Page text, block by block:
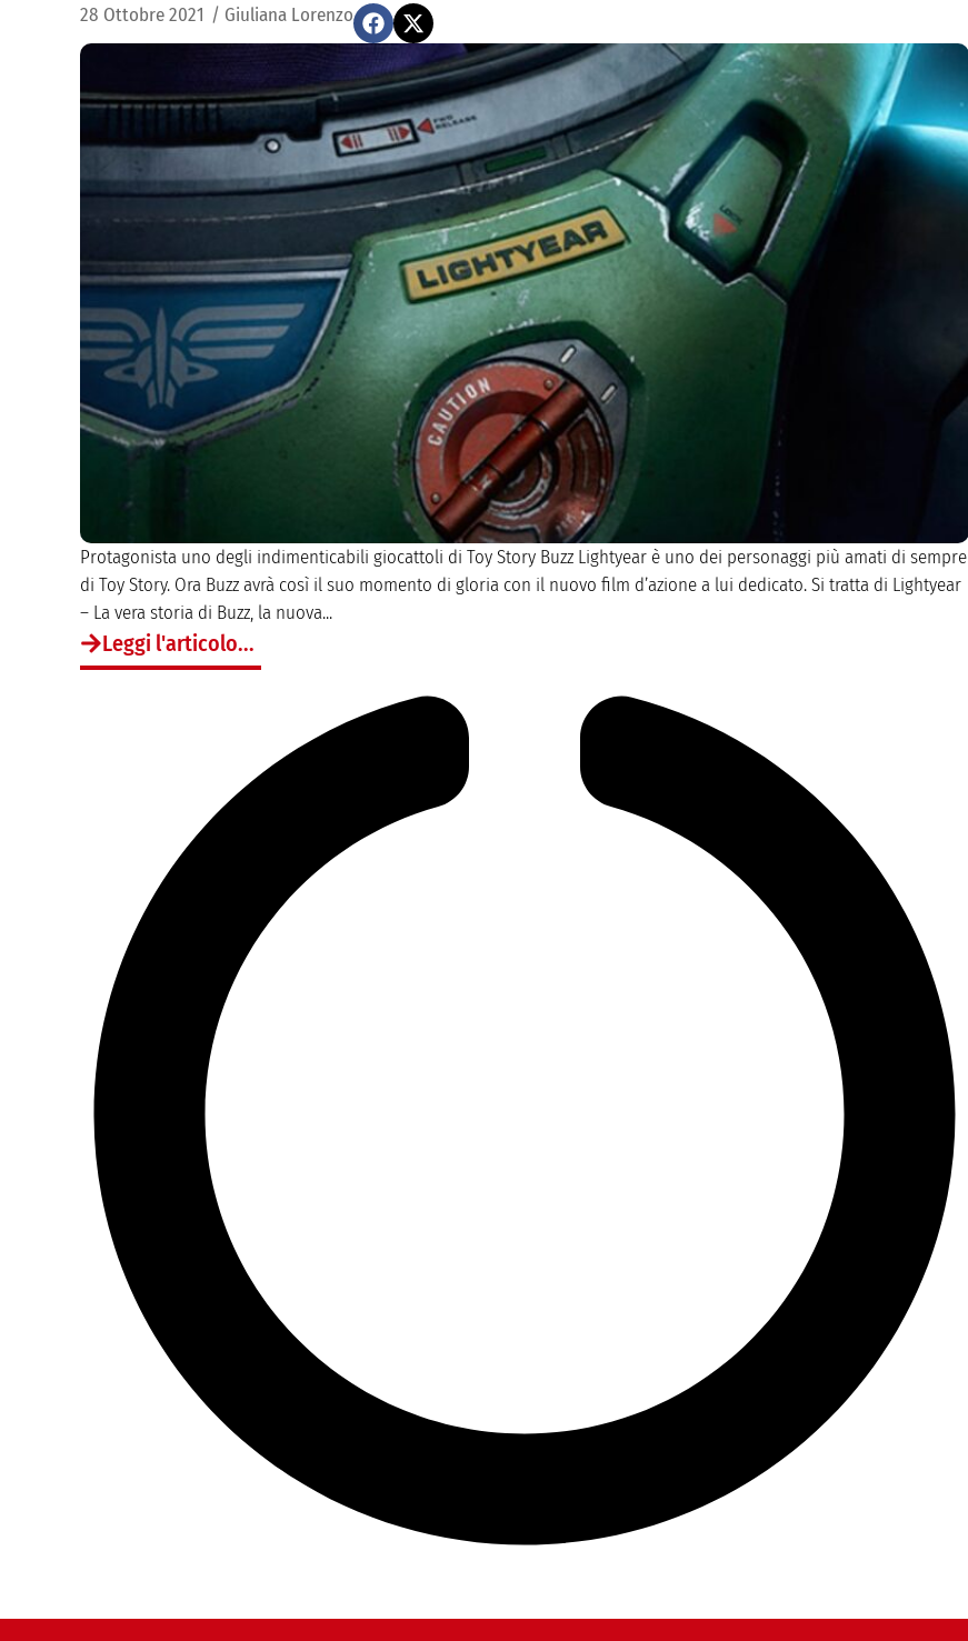
28 Ottobre 2021 / Giuliana Lorenzo
Protagonista uno degli indimenticabili giocattoli di Toy Story Buzz Lightyear è uno dei personaggi più amati di sempre
di Toy Story. Ora Buzz avrà così il suo momento di gloria con il nuovo film d’azione a lui dedicato. Si tratta di Lightyear
– La vera storia di Buzz, la nuova...
Leggi l'articolo...